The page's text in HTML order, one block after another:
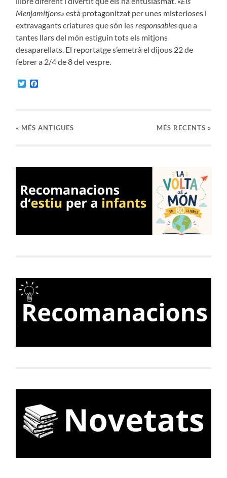
Menjamitjons»està protagonitzat per unes misterioses i
extravagants criatures que són lesresponsablesque a
tantes llars del món estiguin tots els mitjons
desaparellats. El reportatge s’emetrà el dijous 22 de
febrer a 2/4 de 8 del vespre.
Twitter
« MÉS ANTIGUES MÉS RECENTS »